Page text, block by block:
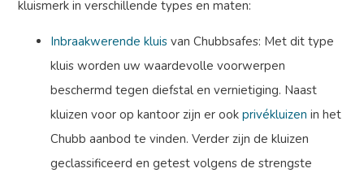
kluismerk in verschillende types en maten:
Inbraakwerende kluis van Chubbsafes: Met dit type
kluis worden uw waardevolle voorwerpen
beschermd tegen diefstal en vernietiging. Naast
kluizen voor op kantoor zijn er ookprivékluizenin het
Chubb aanbod te vinden. Verder zijn de kluizen
geclassificeerd en getest volgens de strengste